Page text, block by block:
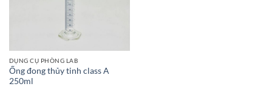
DỤNG CỤ PHÒNG LAB
Ống đong thủy tinh class A
250ml